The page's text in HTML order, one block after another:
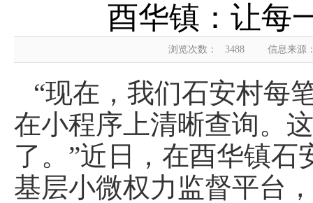
酉华镇：让每
浏览次数： 3488 信息来源
“现在，我们石安村每
在小程序上清晰查询。
了。”近日，在酉华镇
基层小微权力监督平台